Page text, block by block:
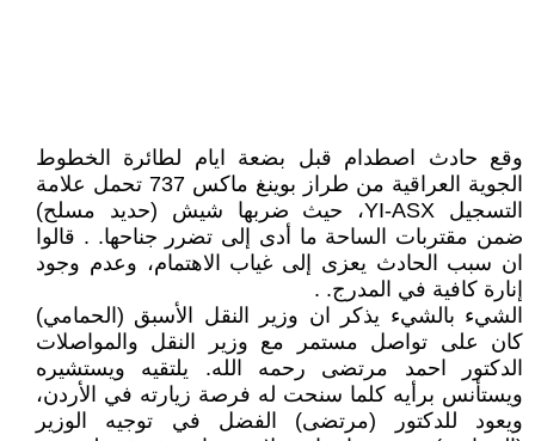
وقع حادث اصطدام قبل بضعة ايام لطائرة الخطوط
الجوية العراقية من طراز بوينغ ماكس 737 تحمل علامة
التسجيل YI-ASX، حيث ضربها شيش (حديد مسلح)
ضمن مقتربات الساحة ما أدى إلى تضرر جناحها. . قالوا
ان سبب الحادث يعزى إلى غياب الاهتمام، وعدم وجود
إنارة كافية في المدرج. .
الشيء بالشيء يذكر ان وزير النقل الأسبق (الحمامي)
كان على تواصل مستمر مع وزير النقل والمواصلات
الدكتور احمد مرتضى رحمه الله. يلتقيه ويستشيره
ويستأنس برأيه كلما سنحت له فرصة زيارته في الأردن،
ويعود للدكتور (مرتضى) الفضل في توجيه الوزير